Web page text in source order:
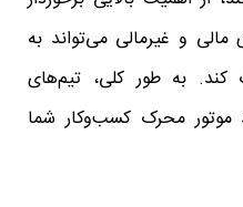
و غیرمالی می‌تواند به
به طور کلی، تیم‌های
محرک کسب‌وکار شما